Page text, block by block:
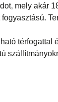
mely akár
térfogattal